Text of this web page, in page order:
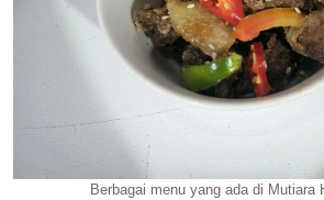
Berbagai menu yang ada di Mutiara